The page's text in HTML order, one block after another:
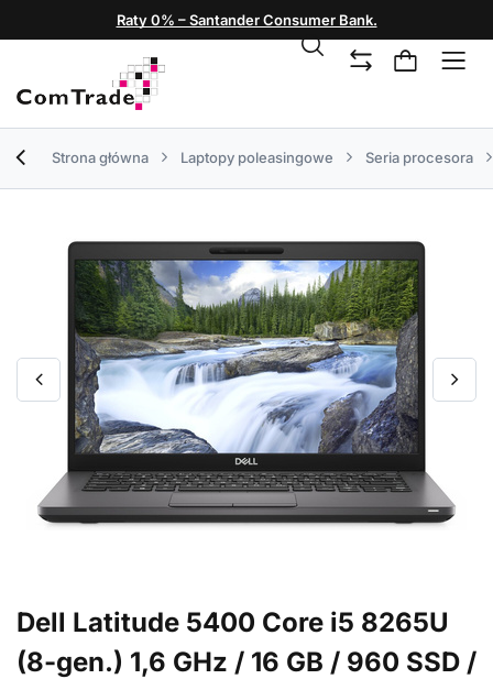
Raty 0% – Santander Consumer Bank.
Strona główna Laptopy poleasingowe Seria procesora
Dell Latitude 5400 Core i5 8265U
(8-gen.) 1,6 GHz / 16 GB / 960 SSD /